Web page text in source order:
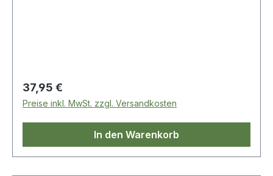
Regulärer Preis:
37,95 €
Preise inkl. MwSt. zzgl. Versandkosten
In den Warenkorb